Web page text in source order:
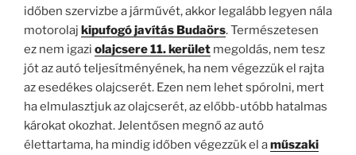
időben szervizbe a járművét, akkor legalább legyen nála
motorolaj kipufogó javítás Budaörs. Természetesen
ez nem igazi olajcsere 11. kerület megoldás, nem tesz
jót az autó teljesítményének, ha nem végezzük el rajta
az esedékes olajcserét. Ezen nem lehet spórolni, mert
ha elmulasztjuk az olajcserét, az előbb-utóbb hatalmas
károkat okozhat. Jelentősen megnő az autó
élettartama, ha mindig időben végezzük el aműszaki